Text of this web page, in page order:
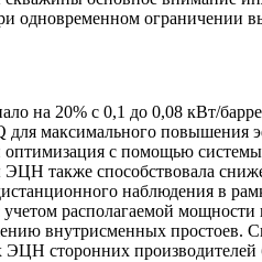
одновременном ограничении
на 20% с 0,1 до 0,08 кВт/
максимального повышения
оптимизация с помощью
также способствовала
наблюдения в
располагаемой мощности
внутрисменных простоев.
сторонних производителей